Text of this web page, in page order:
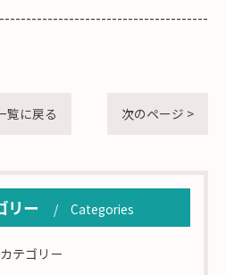
覧に戻る 次のページ >
リー Categories
テゴリー